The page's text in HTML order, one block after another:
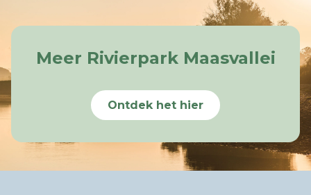
Meer Rivierpark Maasvallei
Ontdek het hier